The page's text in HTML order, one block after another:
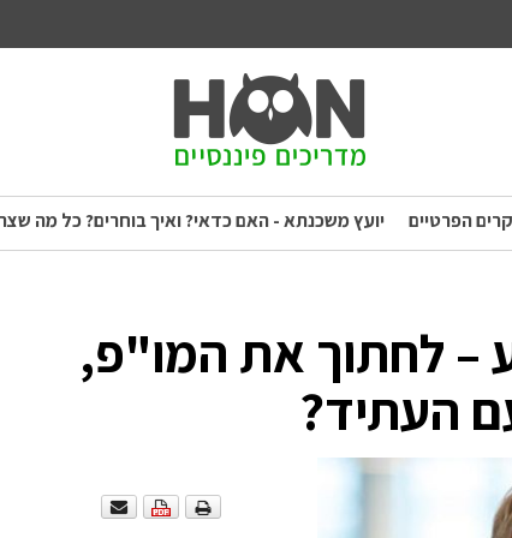
הפרטיים יועץ משכנתא - האם כדאי? ואיך בוחרים? כל מה
– לחתוך את המו"פ,
העתיד?